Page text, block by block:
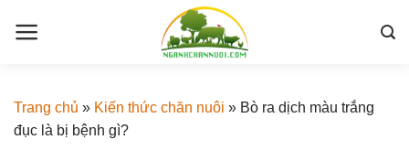
Trang chủ » Kiến thức chăn nuôi » Bò ra dịch màu trắng
đục là bị bệnh gì?